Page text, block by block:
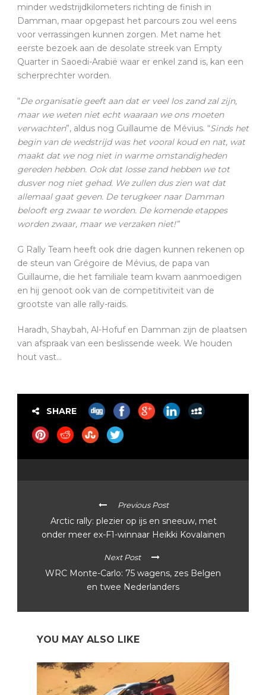
minder wedstrijdkilometers richting de finish in
Damman, maar opgepast het parcours zou wel eens
voor verrassingen kunnen zorgen. Met name het
eerste bezoek aan de desolate streek van Empty
Quarter in Saoedi-Arabië waar er enkel zand is, kan een
scherprechter worden.
“De organisatie geeft aan dat er veel los zand zal zijn,
maar we weten niet echt waaraan we ons moeten
verwachten”, aldus nog Guillaume de Mévius. “Sinds het
begin van de wedstrijd was het vooral koud en nat, wat
maakt dat we nog niet in warme omstandigheden
gereden hebben. Ook dat losse zand hebben we tot
dusver nog niet gehad. We zullen dus zien wat dat
allemaal gaat geven. De terugkeer naar Damman
belooft erg zwaar te worden. De komende etappes
worden zwaar, maar we verzaken niet!”
G Rally Team heeft ook drie dagen kunnen rekenen op
de steun van Grégoire de Mévius, de papa van
Guillaume, die het familiale team kwam aanmoedigen
en hij genoot ook van de competitiviteit van de
grootste van alle rally-raids.
Haradh, Shaybah, Al-Hofuf en Damman zijn de plaatsen
van afspraak van een beslissende week. We houden
hout vast…
SHARE
Previous Post
Arctic rally: plezier op ijs en sneeuw, met
onder meer ex-F1-winnaar Heikki Kovalainen
Next Post
WRC Monte-Carlo: 75 wagens, zes Belgen
en twee Nederlanders
YOU MAY ALSO LIKE